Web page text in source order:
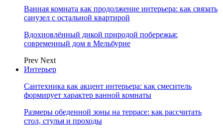
Ванная комната как продолжение интерьера: как связать
санузел с остальной квартирой
Вдохновлённый дикой природой побережья:
современный дом в Мельбурне
Prev Next
Интерьер
Сантехника как акцент интерьера: как смеситель
формирует характер ванной комнаты
Размеры обеденной зоны на террасе: как рассчитать
стол, стулья и проходы